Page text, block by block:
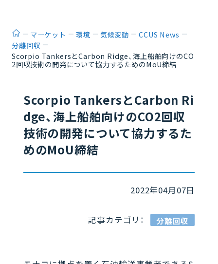
ホームマーケット 環境 気候変動
CCUS News
分離回収
Scorpio TankersとCarbon Ridge、海上船舶向けのCO
2回収技術の開発について協力するためのMoU締結
Scorpio TankersとCarbon Ri
dge、海上船舶向けのCO2回収
技術の開発について協力するた
めのMoU締結
2022年04月07日
記事カテゴリ： 分離回収